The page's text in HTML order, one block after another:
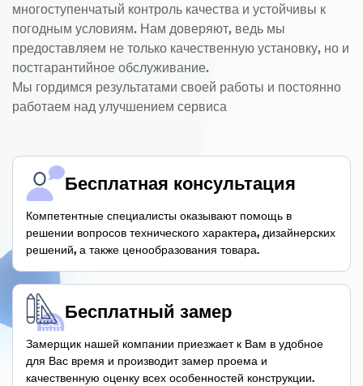
многоступенчатый контроль качества и устойчивы к
погодным условиям. Нам доверяют, ведь мы
предоставляем не только качественную установку, но и
постгарантийное обслуживание.
Мы гордимся результатами своей работы и постоянно
работаем над улучшением сервиса
Бесплатная консультация
Компетентные специалисты оказывают помощь в
решении вопросов технического характера, дизайнерских
решений, а также ценообразования товара.
Бесплатный замер
Замерщик нашей компании приезжает к Вам в удобное
для Вас время и производит замер проема и
качественную оценку всех особенностей конструкции.